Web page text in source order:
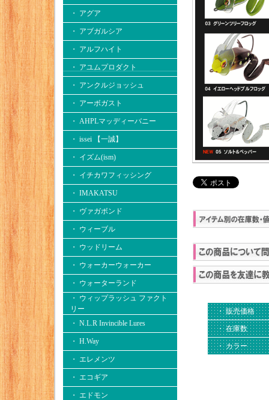
・ アグア
・ アブガルシア
・ アルフハイト
・ アユムプロダクト
・ アンクルジョッシュ
・ アーボガスト
・ AHPLマッディーバニー
・ issei 【一誠】
・ イズム(ism)
・ イチカワフィッシング
・ IMAKATSU
・ ヴァガボンド
・ ウィーブル
・ ウッドリーム
・ ウォーカーウォーカー
・ ウォーターランド
・ ウィップラッシュ ファクト
リー
・ N.L.R Invincible Lures
・ H.Way
・ エレメンツ
・ エコギア
・ エドモン
・ 販売価格
・ 在庫数
・ カラー